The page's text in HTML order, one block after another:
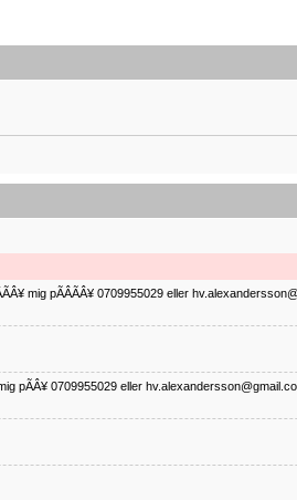
mig pÃÂÃÂ¥ 0709955029 eller
pÃÂ¥ 0709955029 eller